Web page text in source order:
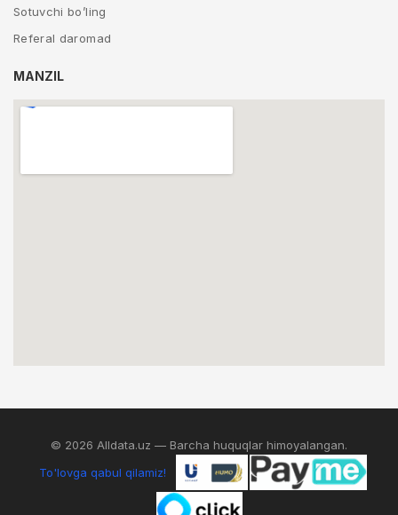
Sotuvchi bo’ling
Referal daromad
MANZIL
© 2026 Alldata.uz — Barcha huquqlar himoyalangan.
To'lovga qabul qilamiz!